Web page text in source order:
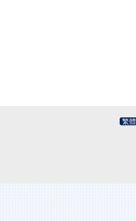
繁體